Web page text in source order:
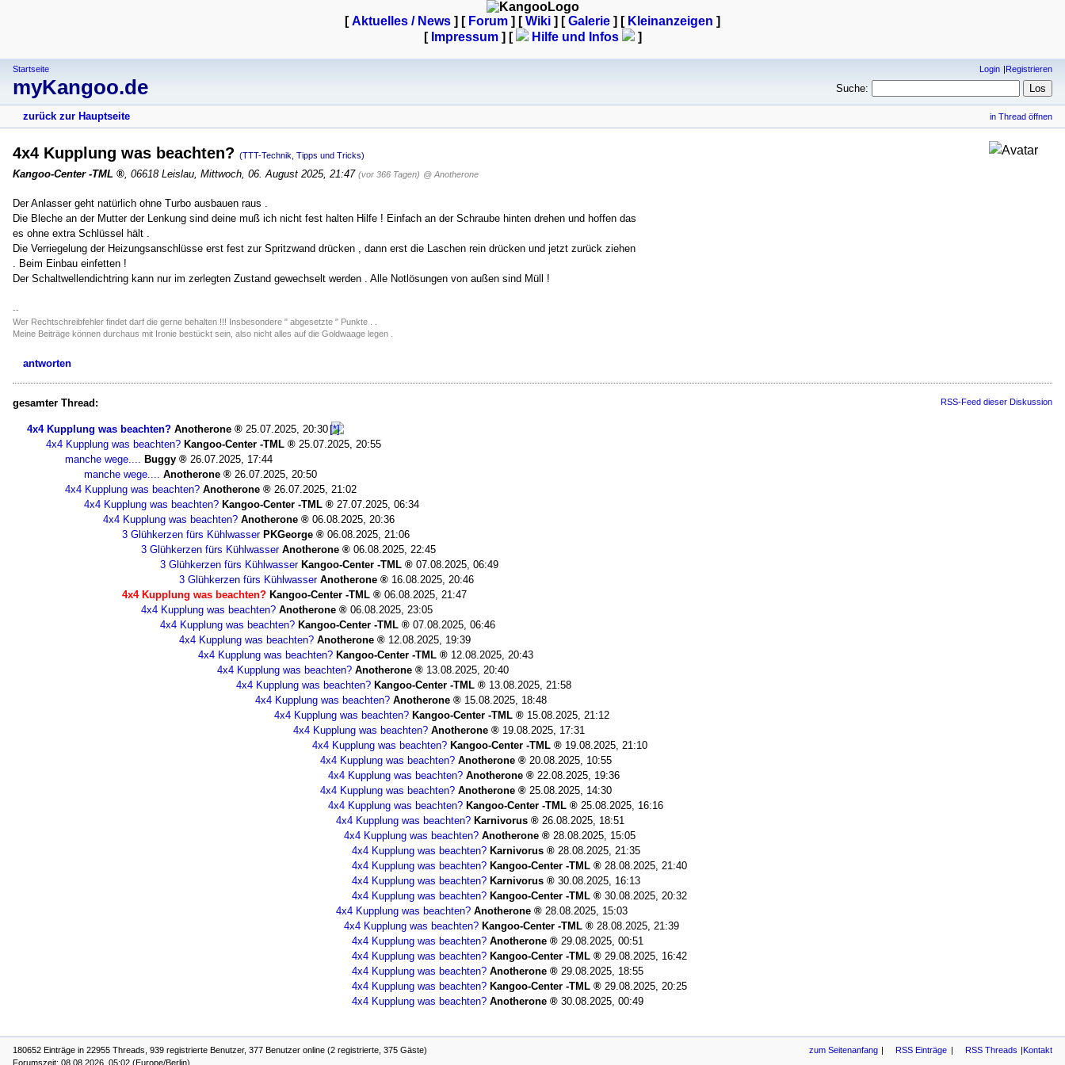
[Aktuelles / News ] [ Forum ] [Wiki ] [Galerie ] [ Kleinanzeigen ]
[ Impressum] [ Hilfe und Infos ]
Startseite
myKangoo.de
Login Registrieren
Suche:
zurück zur Hauptseite in Thread öffnen
4x4 Kupplung was beachten? (TTT-Technik, Tipps und Tricks)
Kangoo-Center -TML , 06618 Leislau, Mittwoch, 06. August 2025, 21:47 (vor 366 Tagen) @ Anotherone
Der Anlasser geht natürlich ohne Turbo ausbauen raus .
Die Bleche an der Mutter der Lenkung sind deine muß ich nicht fest halten Hilfe ! Einfach an der Schraube hinten drehen und hoffen das
es ohne extra Schlüssel hält .
Die Verriegelung der Heizungsanschlüsse erst fest zur Spritzwand drücken , dann erst die Laschen rein drücken und jetzt zurück ziehen
. Beim Einbau einfetten !
Der Schaltwellendichtring kann nur im zerlegten Zustand gewechselt werden . Alle Notlösungen von außen sind Müll !
--
Wer Rechtschreibfehler findet darf die gerne behalten !!! Insbesondere " abgesetzte " Punkte . .
Meine Beiträge können durchaus mit Ironie bestückt sein, also nicht alles auf die Goldwaage legen .
antworten
gesamter Thread: RSS-Feed dieser Diskussion
4x4 Kupplung was beachten? Anotherone
25.07.2025, 20:30
4x4 Kupplung was beachten? Kangoo-Center -TML
25.07.2025, 20:55
manche wege....
Buggy
26.07.2025, 17:44
manche wege....
Anotherone
26.07.2025, 20:50
4x4 Kupplung was beachten? Anotherone
26.07.2025, 21:02
4x4 Kupplung was beachten? Kangoo-Center -TML
27.07.2025, 06:34
4x4 Kupplung was beachten? Anotherone
06.08.2025, 20:36
3 Glühkerzen fürs Kühlwasser PKGeorge
06.08.2025, 21:06
3 Glühkerzen fürs Kühlwasser Anotherone
06.08.2025, 22:45
3 Glühkerzen fürs Kühlwasser Kangoo-Center -TML
07.08.2025, 06:49
3 Glühkerzen fürs Kühlwasser Anotherone
16.08.2025, 20:46
4x4 Kupplung was beachten? Kangoo-Center -TML
06.08.2025, 21:47
4x4 Kupplung was beachten? Anotherone
06.08.2025, 23:05
4x4 Kupplung was beachten? Kangoo-Center -TML
07.08.2025, 06:46
4x4 Kupplung was beachten? Anotherone
12.08.2025, 19:39
4x4 Kupplung was beachten? Kangoo-Center -TML
12.08.2025, 20:43
4x4 Kupplung was beachten? Anotherone
13.08.2025, 20:40
4x4 Kupplung was beachten? Kangoo-Center -TML
13.08.2025, 21:58
4x4 Kupplung was beachten? Anotherone
15.08.2025, 18:48
4x4 Kupplung was beachten? Kangoo-Center -TML
15.08.2025, 21:12
4x4 Kupplung was beachten? Anotherone
19.08.2025, 17:31
4x4 Kupplung was beachten? Kangoo-Center -TML
19.08.2025, 21:10
4x4 Kupplung was beachten? Anotherone
20.08.2025, 10:55
4x4 Kupplung was beachten? Anotherone
22.08.2025, 19:36
4x4 Kupplung was beachten? Anotherone
25.08.2025, 14:30
4x4 Kupplung was beachten? Kangoo-Center -TML
25.08.2025, 16:16
4x4 Kupplung was beachten? Karnivorus
26.08.2025, 18:51
4x4 Kupplung was beachten? Anotherone
28.08.2025, 15:05
4x4 Kupplung was beachten? Karnivorus
28.08.2025, 21:35
4x4 Kupplung was beachten? Kangoo-Center -TML
28.08.2025, 21:40
4x4 Kupplung was beachten? Karnivorus
30.08.2025, 16:13
4x4 Kupplung was beachten? Kangoo-Center -TML
30.08.2025, 20:32
4x4 Kupplung was beachten? Anotherone
28.08.2025, 15:03
4x4 Kupplung was beachten? Kangoo-Center -TML
28.08.2025, 21:39
4x4 Kupplung was beachten? Anotherone
29.08.2025, 00:51
4x4 Kupplung was beachten? Kangoo-Center -TML
29.08.2025, 16:42
4x4 Kupplung was beachten? Anotherone
29.08.2025, 18:55
4x4 Kupplung was beachten? Kangoo-Center -TML
29.08.2025, 20:25
4x4 Kupplung was beachten? Anotherone 30.08.2025, 00:49
180652 Einträge in 22955 Threads, 939 registrierte Benutzer, 377 Benutzer online (2 registrierte, 375 Gäste)
Forumszeit: 08.08.2026, 05:02 (Europe/Berlin)
zum Seitenanfang RSS Einträge RSS Threads Kontakt